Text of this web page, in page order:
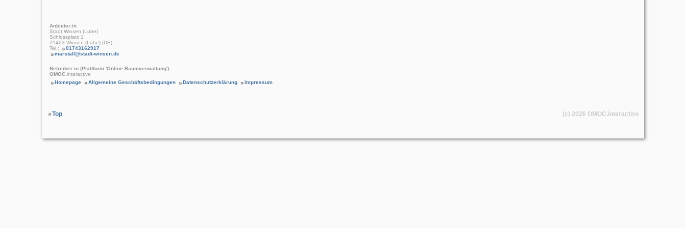
Anbieter:in
Stadt Winsen (Luhe)
Schlossplatz 1
21423 Winsen (Luhe) (DE)
Tel.:
01743162917
marstall@stadt-winsen.de
Betreiber:in (Plattform 'Online-Raumverwaltung')
OMOC .interactive
Homepage
Allgemeine Geschäftsbedingungen Datenschutzerklärung Impressum
Top (c) 2026 OMOC.interactive